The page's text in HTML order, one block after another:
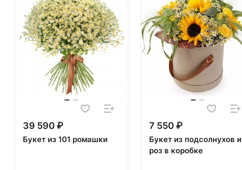
39 590 ₽
Букет из 101 ромашки
7 550 ₽
Букет из подсолнухов и
роз в коробке